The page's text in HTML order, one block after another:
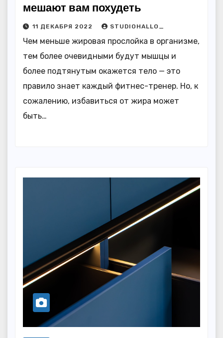
мешают вам похудеть
11 ДЕКАБРЯ 2022 STUDIOHALLO_
Чем меньше жировая прослойка в организме,
тем более очевидными будут мышцы и
более подтянутым окажется тело — это
правило знает каждый фитнес-тренер. Но, к
сожалению, избавиться от жира может
быть…